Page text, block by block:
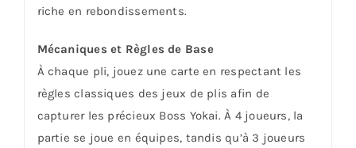
riche en rebondissements.
Mécaniques et Règles de Base
À chaque pli, jouez une carte en respectant les
règles classiques des jeux de plis afin de
capturer les précieux Boss Yokai. À 4 joueurs, la
partie se joue en équipes, tandis qu’à 3 joueurs